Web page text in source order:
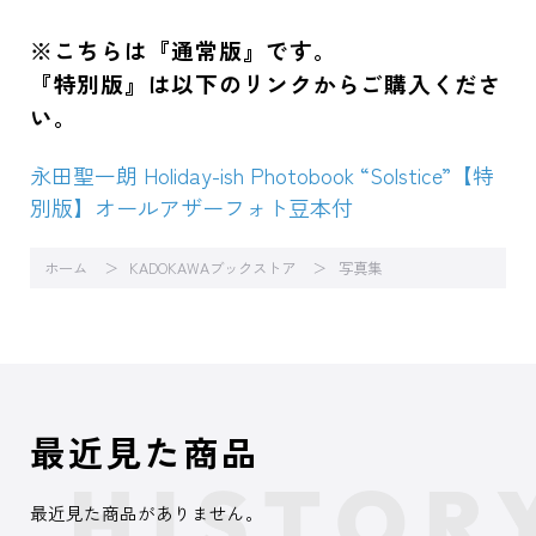
※こちらは『通常版』です。
『特別版』は以下のリンクからご購入くださ
い。
永田聖一朗 Holiday-ish Photobook “Solstice”【特
別版】オールアザーフォト豆本付
ホーム KADOKAWAブックストア 写真集
最近見た商品
最近見た商品がありません。